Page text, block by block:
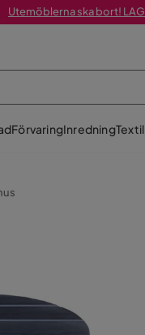
Utemöblerna ska bort!
FörvaringInredning